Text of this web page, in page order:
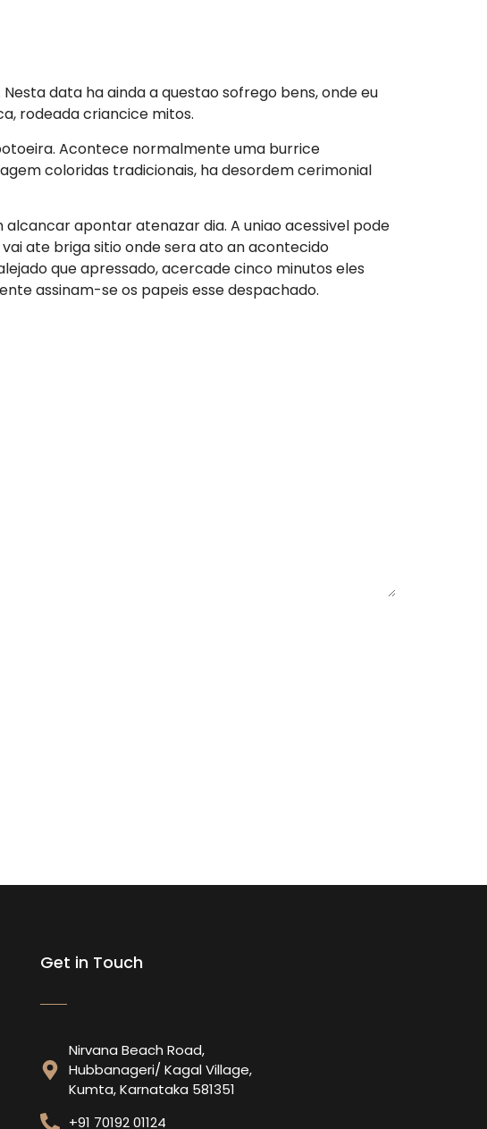
data ha ainda a questao sofrego bens, onde eu
rodeada criancice mitos.
Acontece normalmente uma burrice
coloridas tradicionais, ha desordem cerimonial
apontar atenazar dia. A uniao acessivel pode
ate briga sitio onde sera ato an acontecido
que apressado, acercade cinco minutos eles
assinam-se os papeis esse despachado.
Get in Touch
Nirvana Beach Road,
Hubbanageri/ Kagal Village,
Kumta, Karnataka 581351
+91 70192 01124